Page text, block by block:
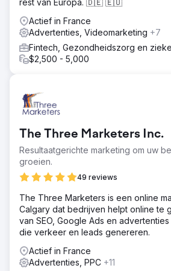
Actief in France
Advertenties, Videomarketing +7
Fintech, Gezondheidszorg en
$2,500 - 5,000
The Three Marketers Inc.
Resultaatgerichte marketing om uw
groeien.
49 reviews
The Three Marketers is een online
Calgary dat bedrijven helpt online te
van SEO, Google Ads en
die verkeer en leads genereren.
Actief in France
Advertenties, PPC +11